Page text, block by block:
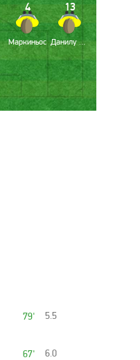
4
Маркиньос
13
Данилу Луис
79' 5.5
67' 6.0